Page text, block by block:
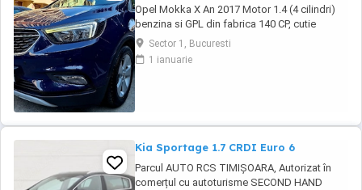
Opel Mokka X An 2017 Motor 1.4 (4 cilindri)
benzina si GPL din fabrica 140 CP, cutie
manuala 6 trepte, distributie lant, Rulaj
182.550 km reali, certificati, carte service
completa, adusa in decembrie 2021 din
Sector 1, Bucuresti
1 ianuarie
Kia Sportage 1.7 CRDI Euro 6
Parcul AUTO RCS TIMIȘOARA, Autorizat în
comerțul cu autoturisme SECOND HAND